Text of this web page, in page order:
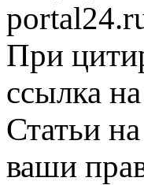
При
ссылка
Статьи
ваши